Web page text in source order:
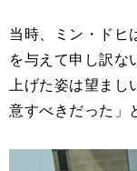
当時、ミン・ドヒ
を与えて申し訳な
上げた姿は望まし
意すべきだった」